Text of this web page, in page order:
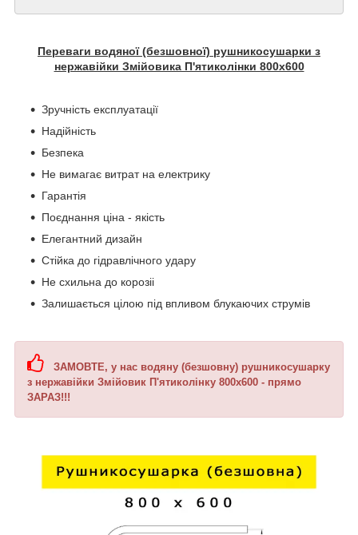
Переваги водяної (безшовної) рушникосушарки з
нержавійки Змійовика П'ятиколінки 800х600
Зручність експлуатації
Надійність
Безпека
Не вимагає витрат на електрику
Гарантія
Поєднання ціна - якість
Елегантний дизайн
Стійка до гідравлічного удару
Не схильна до корозіі
Залишається цілою під впливом блукаючих струмів
ЗАМОВТЕ, у нас водяну (безшовну) рушникосушарку
з нержавійки Змійовик П'ятиколінку 800х600 - прямо
ЗАРАЗ!!!